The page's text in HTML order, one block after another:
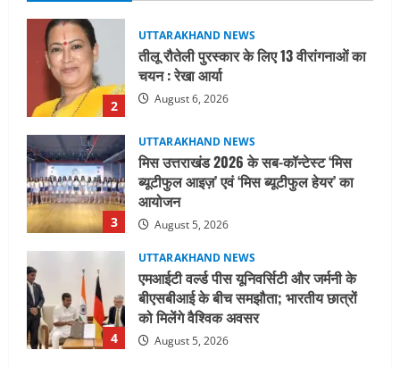
2
UTTARAKHAND NEWS
तीलू रौतेली पुरस्कार के लिए 13 वीरांगनाओं का
चयन : रेखा आर्या
August 6, 2026
3
UTTARAKHAND NEWS
मिस उत्तराखंड 2026 के सब-कॉन्टेस्ट ‘मिस
ब्यूटीफुल आइज़’ एवं ‘मिस ब्यूटीफुल हेयर’ का
आयोजन
August 5, 2026
4
UTTARAKHAND NEWS
एमआईटी वर्ल्ड पीस यूनिवर्सिटी और जर्मनी के
बीएसबीआई के बीच समझौता; भारतीय छात्रों
को मिलेंगे वैश्विक अवसर
August 5, 2026